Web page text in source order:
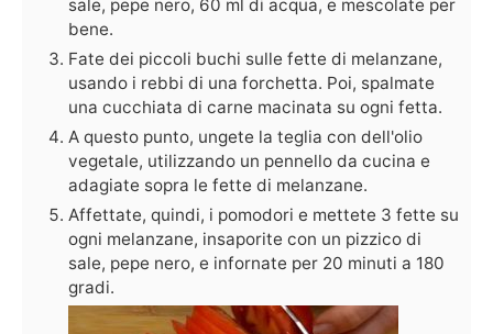
sale, pepe nero, 60 ml di acqua, e mescolate per
bene.
Fate dei piccoli buchi sulle fette di melanzane,
usando i rebbi di una forchetta. Poi, spalmate
una cucchiata di carne macinata su ogni fetta.
A questo punto, ungete la teglia con dell'olio
vegetale, utilizzando un pennello da cucina e
adagiate sopra le fette di melanzane.
Affettate, quindi, i pomodori e mettete 3 fette su
ogni melanzane, insaporite con un pizzico di
sale, pepe nero, e infornate per 20 minuti a 180
gradi.